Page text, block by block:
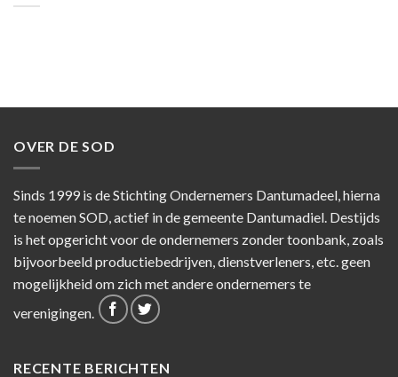
OVER DE SOD
Sinds 1999 is de Stichting Ondernemers Dantumadeel, hierna
te noemen SOD, actief in de gemeente Dantumadiel. Destijds
is het opgericht voor de ondernemers zonder toonbank, zoals
bijvoorbeeld productiebedrijven, dienstverleners, etc. geen
mogelijkheid om zich met andere ondernemers te
verenigingen.
RECENTE BERICHTEN